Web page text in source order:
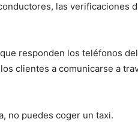
las verificaciones
responden los teléfonos
clientes a comunicarse a
no puedes coger un taxi.